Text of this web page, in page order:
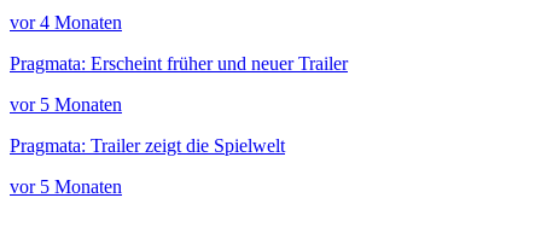
vor 4 Monaten
Pragmata: Erscheint früher und neuer Trailer
vor 5 Monaten
Pragmata: Trailer zeigt die Spielwelt
vor 5 Monaten